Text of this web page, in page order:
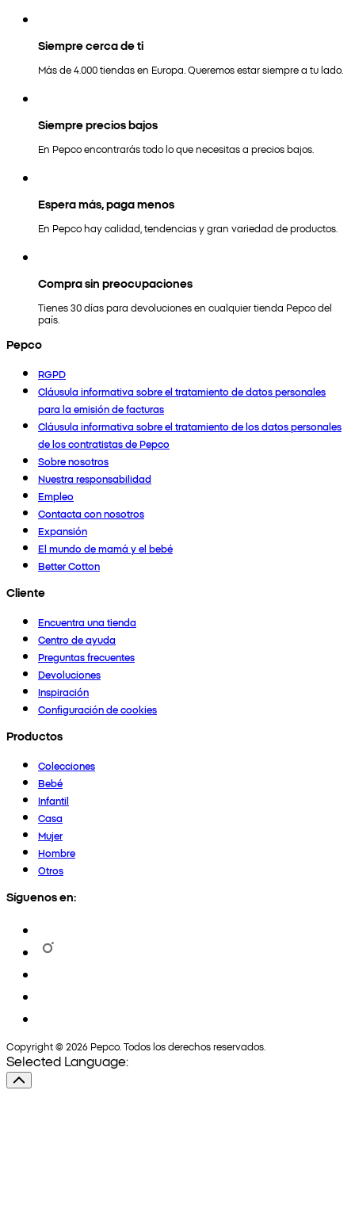
Siempre cerca de ti
Más de 4.000 tiendas en Europa. Queremos estar siempre a tu lado.
Siempre precios bajos
En Pepco encontrarás todo lo que necesitas a precios bajos.
Espera más, paga menos
En Pepco hay calidad, tendencias y gran variedad de productos.
Compra sin preocupaciones
Tienes 30 días para devoluciones en cualquier tienda Pepco del
país.
Pepco
RGPD
Cláusula informativa sobre el tratamiento de datos personales
para la emisión de facturas
Cláusula informativa sobre el tratamiento de los datos personales
de los contratistas de Pepco
Sobre nosotros
Nuestra responsabilidad
Empleo
Contacta con nosotros
Expansión
El mundo de mamá y el bebé
Better Cotton
Cliente
Encuentra una tienda
Centro de ayuda
Preguntas frecuentes
Devoluciones
Inspiración
Configuración de cookies
Productos
Colecciones
Bebé
Infantil
Casa
Mujer
Hombre
Otros
Síguenos en:
Copyright © 2026 Pepco. Todos los derechos reservados.
Selected Language: